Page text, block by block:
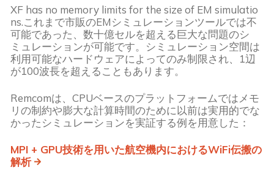
XF has no memory limits for the size of EM simulatio
ns.これまで市販のEMシミュレーションツールでは不
可能であった、数十億セルを超える巨大な問題のシ
ミュレーションが可能です。シミュレーション空間は
利用可能なハードウェアによってのみ制限され、1辺
が100波長を超えることもあります。
Remcomは、CPUベースのプラットフォームではメモ
リの制約や膨大な計算時間のために以前は実用的でな
かったシミュレーションを実証する例を用意した：
MPI + GPU技術を用いた航空機内におけるWiFi伝搬の
解析